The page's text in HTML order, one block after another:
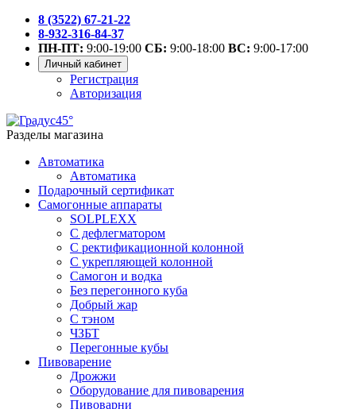
8 (3522) 67-21-22
8-932-316-84-37
ПН-ПТ: 9:00-19:00 СБ: 9:00-18:00 ВС: 9:00-17:00
Личный кабинет
Регистрация
Авторизация
Разделы магазина
Автоматика
Автоматика
Подарочный сертификат
Самогонные аппараты
SOLPLEXX
С дефлегматором
С ректификационной колонной
С укрепляющей колонной
Самогон и водка
Без перегонного куба
Добрый жар
С тэном
ЧЗБТ
Перегонные кубы
Пивоварение
Дрожжи
Оборудование для пивоварения
Пивоварни